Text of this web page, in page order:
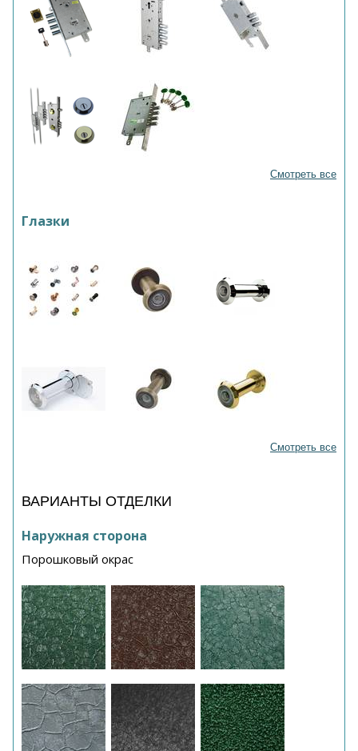
Смотреть все
Глазки
Смотреть все
ВАРИАНТЫ ОТДЕЛКИ
Наружная сторона
Порошковый окрас